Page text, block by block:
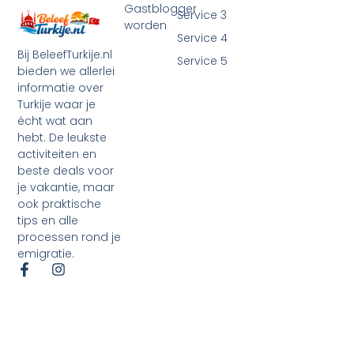
Bij BeleefTurkije.nl
bieden we allerlei
informatie over
Turkije waar je
écht wat aan
hebt. De leukste
activiteiten en
beste deals voor
je vakantie, maar
ook praktische
tips en alle
processen rond je
emigratie.
Service 3
Service 4
Service 5
Gastblogger
worden